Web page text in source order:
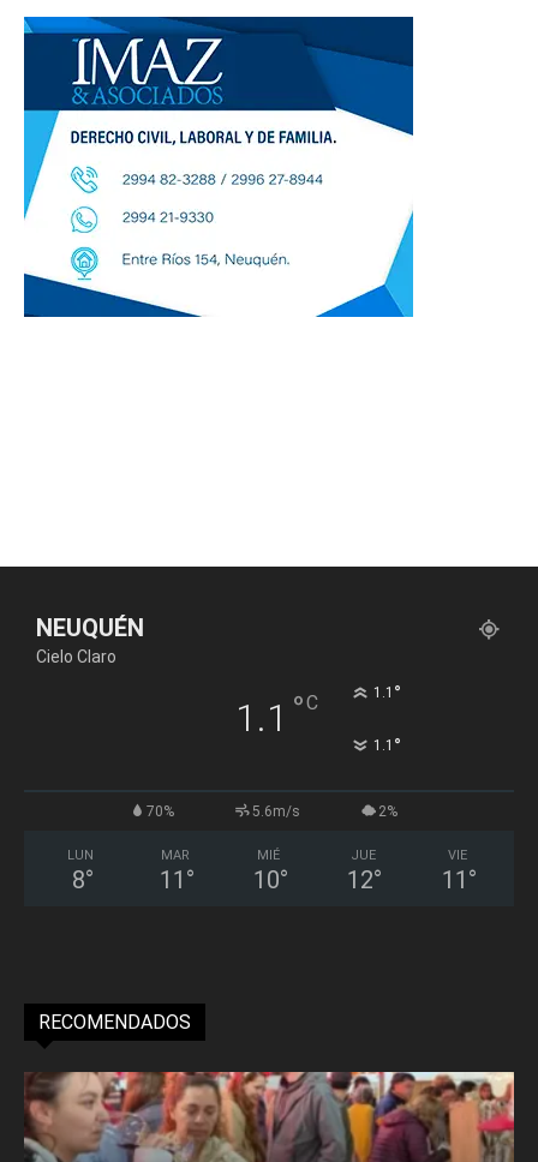
NEUQUÉN
Cielo Claro
1.1 °C 1.1 °
1.1 °
70% 5.6m/s 2%
LUN
8°
MAR
11 °
MIÉ
10°
JUE
12°
VIE
11 °
RECOMENDADOS